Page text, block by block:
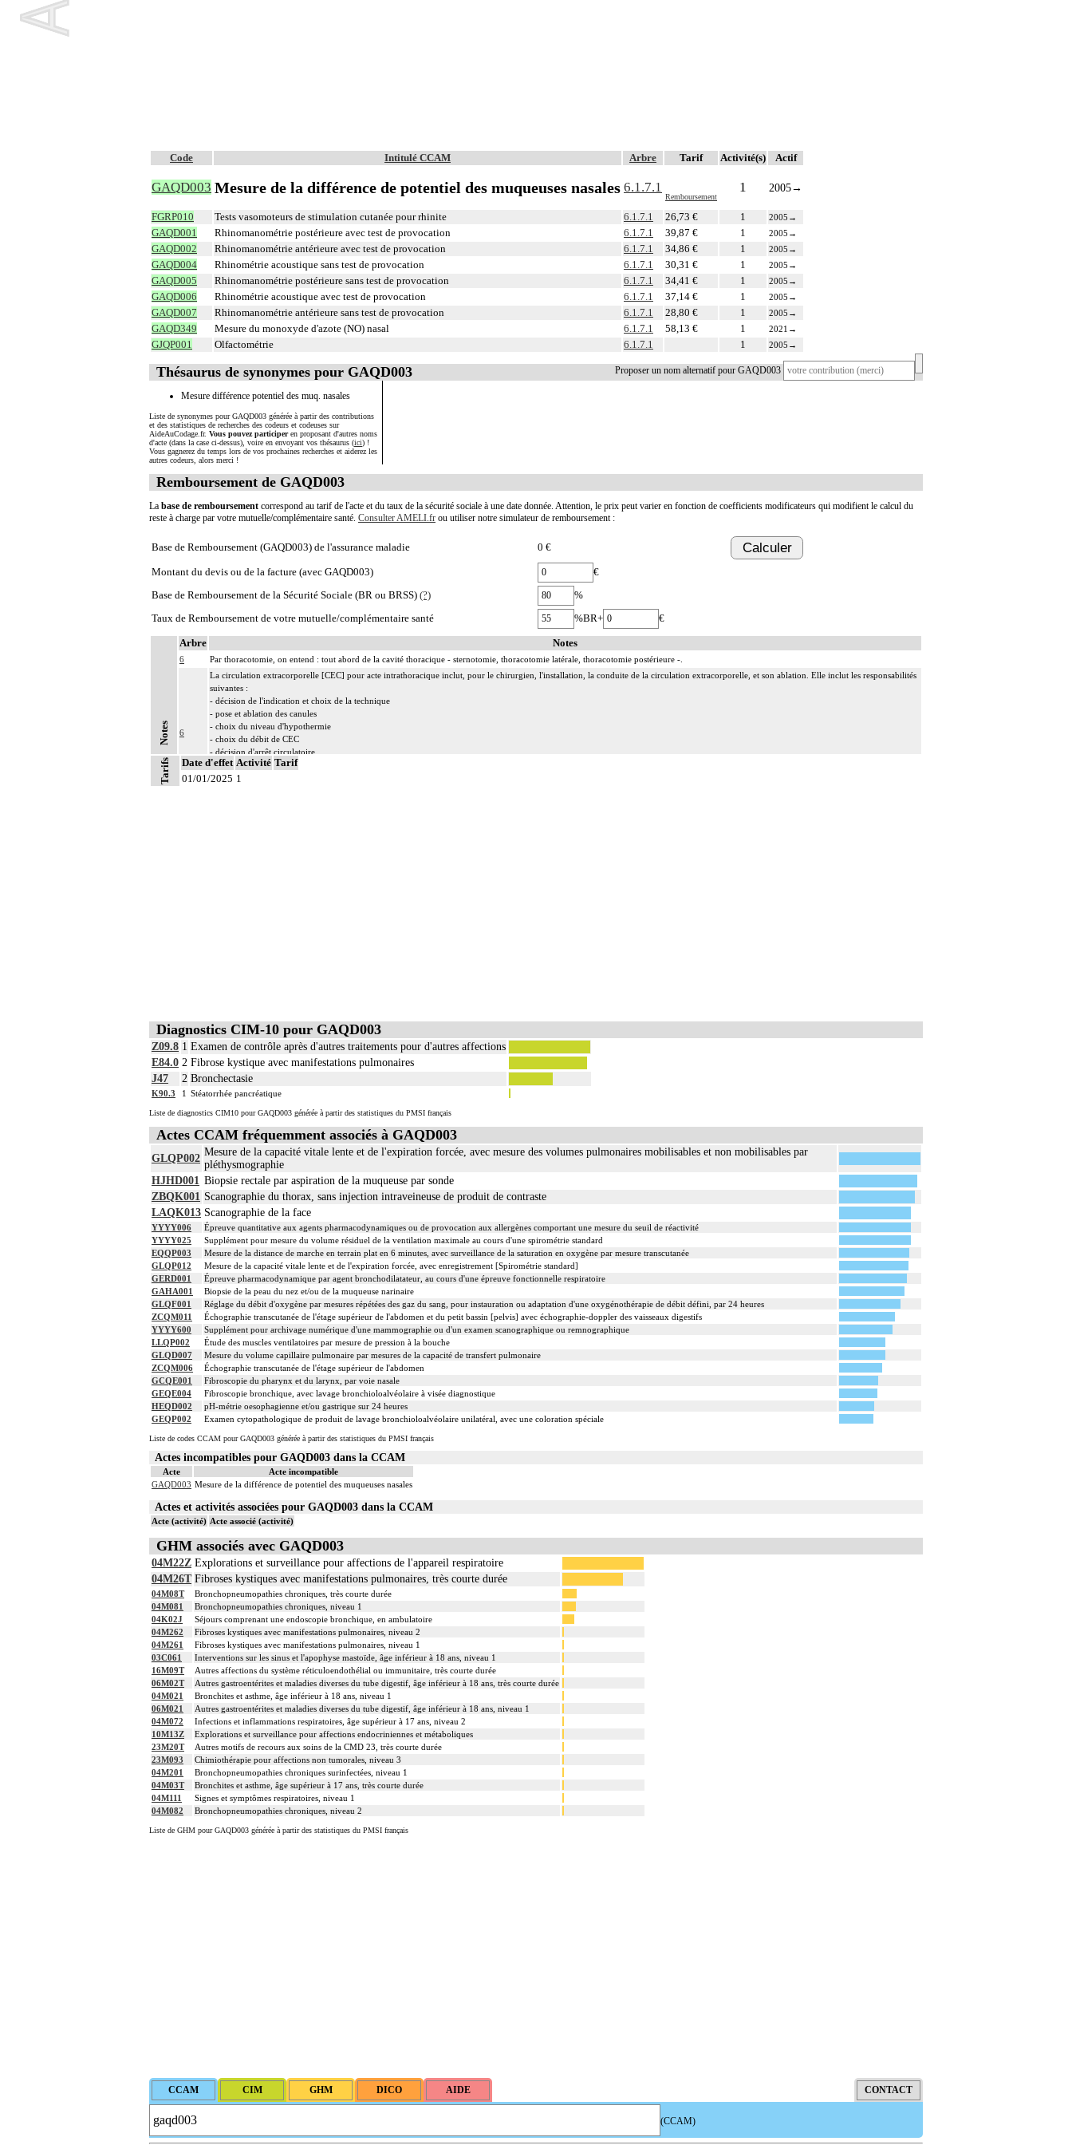
Code Intitulé CCAM Arbre Tarif Activité(s) Actif
GAQD003 Mesure de la différence de potentiel des muqueuses nasales 6.1.7.1
Remboursement
1 2005→
FGRP010 Tests vasomoteurs de stimulation cutanée pour rhinite 6.1.7.1 26,73 € 1 2005 →
GAQD001 Rhinomanométrie postérieure avec test de provocation 6.1.7.1 39,87 € 1 2005 →
GAQD002 Rhinomanométrie antérieure avec test de provocation 6.1.7.1 34,86 € 1 2005 →
GAQD004 Rhinométrie acoustique sans test de provocation 6.1.7.1 30,31 € 1 2005 →
GAQD005 Rhinomanométrie postérieure sans test de provocation 6.1.7.1 34,41 € 1 2005 →
GAQD006 Rhinométrie acoustique avec test de provocation 6.1.7.1 37,14 € 1 2005 →
GAQD007 Rhinomanométrie antérieure sans test de provocation 6.1.7.1 28,80 € 1 2005 →
GAQD349 Mesure du monoxyde d'azote (NO) nasal 6.1.7.1 58,13 € 1 2021 →
GJQP001 Olfactométrie 6.1.7.1 1 2005 →
Proposer un nom alternatif pour GAQD003
Thésaurus de synonymes pour GAQD003
Mesure différence potentiel des muq. nasales
Liste de synonymes pour GAQD003 générée à partir des contributions
et des statistiques de recherches des codeurs et codeuses sur
AideAuCodage.fr. Vous pouvez participeren proposant d'autres noms
d'acte (dans la case ci-dessus), voire en envoyant vos thésaurus (ici) !
Vous gagnerez du temps lors de vos prochaines recherches et aiderez les
autres codeurs, alors merci !
Remboursement de GAQD003
La base de remboursement correspond au tarif de l'acte et du taux de la sécurité sociale à une date donnée. Attention, le prix peut varier en fonction de coefficients modificateurs qui modifient le calcul du
reste à charge par votre mutuelle/complémentaire santé. Consulter AMELI.fr ou utiliser notre simulateur de remboursement :
Base de Remboursement (GAQD003) de l'assurance maladie 0 € Calculer
Montant du devis ou de la facture (avec GAQD003)
€
Base de Remboursement de la Sécurité Sociale (BR ou BRSS) (?)
%
Taux de Remboursement de votre mutuelle/complémentaire santé
%BR+ €
Notes
Arbre Notes
6 Par thoracotomie, on entend : tout abord de la cavité thoracique - sternotomie, thoracotomie latérale, thoracotomie postérieure -.
6
La circulation extracorporelle [CEC] pour acte intrathoracique inclut, pour le chirurgien, l'installation, la conduite de la circulation extracorporelle, et son ablation. Elle inclut les responsabilités
suivantes :
- décision de l'indication et choix de la technique
- pose et ablation des canules
- choix du niveau d'hypothermie
- choix du débit de CEC
- décision d'arrêt circulatoire
- définition des protocoles de remplissage
- décision de cardioplégie
Tarifs Date d'effet Activité Tarif
01/01/2025 1
Diagnostics CIM-10 pour GAQD003
Z09.8 1 Examen de contrôle après d'autres traitements pour d'autres affections
E84.0 2 Fibrose kystique avec manifestations pulmonaires
J47
2 Bronchectasie
K90.3 1 Stéatorrhée pancréatique
Liste de diagnostics CIM10 pour GAQD003 générée à partir des statistiques du PMSI français
Actes CCAM fréquemment associés à GAQD003
GLQP002
Mesure de la capacité vitale lente et de l'expiration forcée, avec mesure des volumes pulmonaires mobilisables et non mobilisables par
pléthysmographie
HJHD001 Biopsie rectale par aspiration de la muqueuse par sonde
ZBQK001 Scanographie du thorax, sans injection intraveineuse de produit de contraste
LAQK013 Scanographie de la face
YYYY006
Épreuve quantitative aux agents pharmacodynamiques ou de provocation aux allergènes comportant une mesure du seuil de réactivité
YYYY025
Supplément pour mesure du volume résiduel de la ventilation maximale au cours d'une spirométrie standard
EQQP003
Mesure de la distance de marche en terrain plat en 6 minutes, avec surveillance de la saturation en oxygène par mesure transcutanée
GLQP012
Mesure de la capacité vitale lente et de l'expiration forcée, avec enregistrement [Spirométrie standard]
GERD001
Épreuve pharmacodynamique par agent bronchodilatateur, au cours d'une épreuve fonctionnelle respiratoire
GAHA001
Biopsie de la peau du nez et/ou de la muqueuse narinaire
GLQF001
Réglage du débit d'oxygène par mesures répétées des gaz du sang, pour instauration ou adaptation d'une oxygénothérapie de débit défini, par 24 heures
ZCQM011
Échographie transcutanée de l'étage supérieur de l'abdomen et du petit bassin [pelvis] avec échographie-doppler des vaisseaux digestifs
YYYY600
Supplément pour archivage numérique d'une mammographie ou d'un examen scanographique ou remnographique
LLQP002
Étude des muscles ventilatoires par mesure de pression à la bouche
GLQD007
Mesure du volume capillaire pulmonaire par mesures de la capacité de transfert pulmonaire
ZCQM006
Échographie transcutanée de l'étage supérieur de l'abdomen
GCQE001
Fibroscopie du pharynx et du larynx, par voie nasale
GEQE004
Fibroscopie bronchique, avec lavage bronchioloalvéolaire à visée diagnostique
HEQD002
pH-métrie oesophagienne et/ou gastrique sur 24 heures
GEQP002
Examen cytopathologique de produit de lavage bronchioloalvéolaire unilatéral, avec une coloration spéciale
Liste de codes CCAM pour GAQD003 générée à partir des statistiques du PMSI français
Actes incompatibles pour GAQD003 dans la CCAM
Acte
Acte incompatible
GAQD003 Mesure de la différence de potentiel des muqueuses nasales
Actes et activités associées pour GAQD003 dans la CCAM
Acte (activité) Acte associé (activité)
GHM associés avec GAQD003
04M22Z Explorations et surveillance pour affections de l'appareil respiratoire
04M26T Fibroses kystiques avec manifestations pulmonaires, très courte durée
04M08T
Bronchopneumopathies chroniques, très courte durée
04M081
Bronchopneumopathies chroniques, niveau 1
04K02J
Séjours comprenant une endoscopie bronchique, en ambulatoire
04M262
Fibroses kystiques avec manifestations pulmonaires, niveau 2
04M261
Fibroses kystiques avec manifestations pulmonaires, niveau 1
03C061
Interventions sur les sinus et l'apophyse mastoïde, âge inférieur à 18 ans, niveau 1
16M09T
Autres affections du système réticuloendothélial ou immunitaire, très courte durée
06M02T
Autres gastroentérites et maladies diverses du tube digestif, âge inférieur à 18 ans, très courte durée
04M021
Bronchites et asthme, âge inférieur à 18 ans, niveau 1
06M021
Autres gastroentérites et maladies diverses du tube digestif, âge inférieur à 18 ans, niveau 1
04M072
Infections et inflammations respiratoires, âge supérieur à 17 ans, niveau 2
10M13Z
Explorations et surveillance pour affections endocriniennes et métaboliques
23M20T
Autres motifs de recours aux soins de la CMD 23, très courte durée
23M093
Chimiothérapie pour affections non tumorales, niveau 3
04M201
Bronchopneumopathies chroniques surinfectées, niveau 1
04M03T
Bronchites et asthme, âge supérieur à 17 ans, très courte durée
04M111
Signes et symptômes respiratoires, niveau 1
04M082
Bronchopneumopathies chroniques, niveau 2
Liste de GHM pour GAQD003 générée à partir des statistiques du PMSI français
(CCAM)